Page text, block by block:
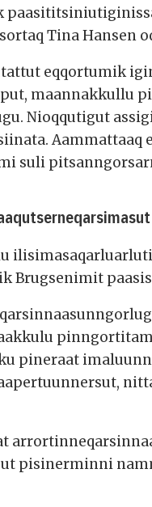
Tina Hansen
eqqortumik
maannakkullu
Nioqqutigut
Aammattaaq
suli
Brugsenimit
pineraat
pisinerminni